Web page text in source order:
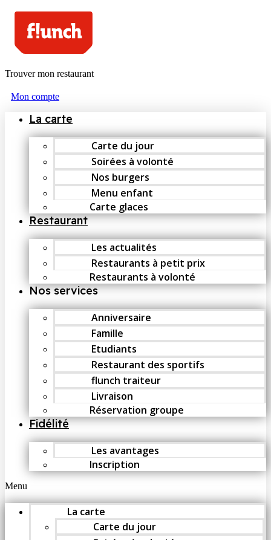
Trouver mon restaurant
Mon compte
La carte
Carte du jour
Soirées à volonté
Nos burgers
Menu enfant
Carte glaces
Restaurant
Les actualités
Restaurants à petit prix
Restaurants à volonté
Nos services
Anniversaire
Famille
Etudiants
Restaurant des sportifs
flunch traiteur
Livraison
Réservation groupe
Fidélité
Les avantages
Inscription
Menu
La carte
Carte du jour